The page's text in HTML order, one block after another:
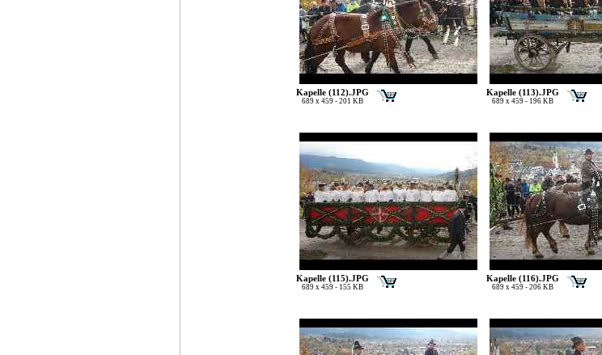
Kapelle (112).JPG
689 x 459 - 201 KB
Kapelle (113).JPG
689 x 459 - 196 KB
Kapelle (115).JPG
689 x 459 - 155 KB
Kapelle (116).JPG
689 x 459 - 206 KB